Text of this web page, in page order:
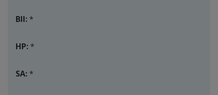
BII: *
HP: *
SA: *